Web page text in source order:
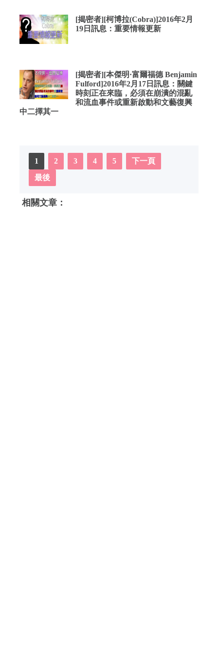
[揭密者][柯博拉(Cobra)]2016年2月
19日訊息：重要情報更新
[揭密者][本傑明·富爾福德 Benjamin
Fulford]2016年2月17日訊息：關鍵
時刻正在來臨，必須在崩潰的混亂
和流血事件或重新啟動和文藝復興
中二擇其一
1 2 3 4 5
下一頁
最後
相關文章：